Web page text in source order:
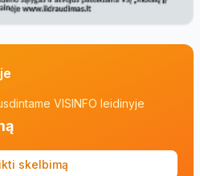
VISINFO leidinyje
skelbimą